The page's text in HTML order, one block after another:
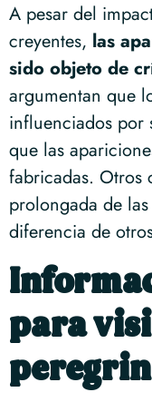
A pesar del
creyentes, las
sido objeto de
argumentan que
influenciados por
que las
fabricadas. Otros
prolongada de
diferencia de
para